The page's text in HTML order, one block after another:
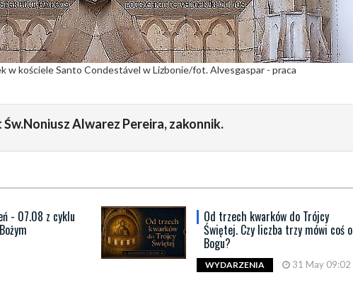
w kościele Santo Condestável w Lizbonie/fot. Alvesgaspar - praca
Alwarez Pereira, zakonnik.
- 07.08 z cyklu Od trzech kwarków do Trójcy
Świętej. Czy liczba trzy mówi coś o
Bogu?
WYDARZENIA 31 May 09:02